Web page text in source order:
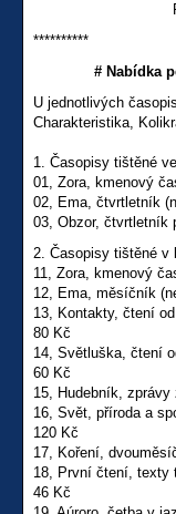
**********
# Nabídka
U jednotlivých
Charakteristika,
1. Časopisy tištěné
01, Zora, kmenový
02, Ema, čtvrtletník
03, Obzor, čtvrtletník
2. Časopisy tištěné v
11, Zora, kmenový
12, Ema, měsíčník
13, Kontakty, čtení
80 Kč
14, Světluška, čtení
60 Kč
15, Hudebník,
16, Svět, příroda a
120 Kč
17, Koření,
18, První čtení, texty
46 Kč